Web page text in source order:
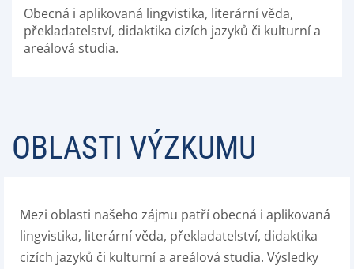
Obecná i aplikovaná lingvistika, literární věda,
překladatelství, didaktika cizích jazyků či kulturní a
areálová studia.
OBLASTI VÝZKUMU
Mezi oblasti našeho zájmu patří obecná i aplikovaná
lingvistika, literární věda, překladatelství, didaktika
cizích jazyků či kulturní a areálová studia. Výsledky